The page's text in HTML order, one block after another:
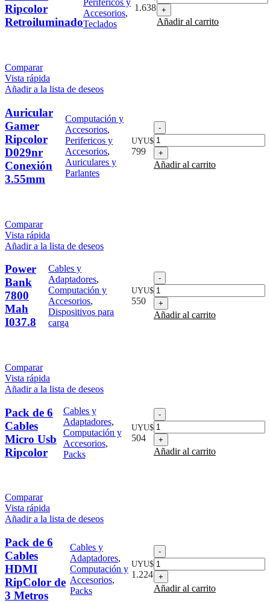
Ripcolor
Retroiluminado
Perifericos y
Accesorios,
Teclados
1.638
Y
Mouse
Ripcolor
Añadir al carrito
Comparar
Vista rápida
Añadir a la lista de deseos
Auricular
Gamer
Ripcolor
D029nr
Conexión
3.55mm
Computación y
Accesorios,
Perifericos y
Accesorios,
Auriculares y
Parlantes
UYU$
799
Auricular
Gamer
Ripcolor
D029nr
Conexión
Añadir al carrito
Comparar
Vista rápida
Añadir a la lista de deseos
Power
Bank
7800
Mah
I037.8
Cables y
Adaptadores,
Computación y
Accesorios,
Dispositivos para
carga
UYU$
550
Power
Bank
7800
Mah
I037.8
Añadir al carrito
Comparar
Vista rápida
Añadir a la lista de deseos
Pack de 6
Cables
Micro Usb
Ripcolor
Cables y
Adaptadores,
Computación y
Accesorios,
Packs
UYU$
504
Pack
de
6
Cables
Micro
Añadir al carrito
Comparar
Vista rápida
Añadir a la lista de deseos
Pack de 6
Cables
HDMI
RipColor de
3 Metros
Cables y
Adaptadores,
Computación y
Accesorios,
Packs
UYU$
1.224
Pack
de
6
Cables
HDMI
Añadir al carrito